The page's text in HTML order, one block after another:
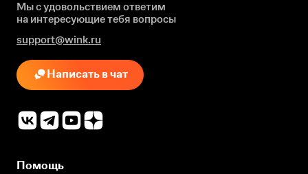
Мы с удовольствием ответим
на интересующиетебя вопросы
support@wink.ru
Написать в чат
Помощь